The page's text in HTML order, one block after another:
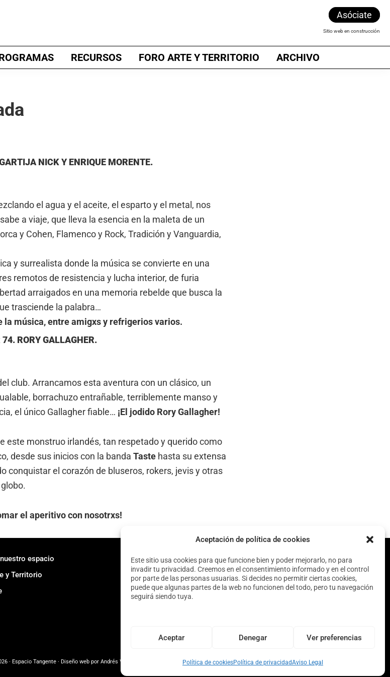
Aceptación de política de cookies
Este sitio usa cookies para que funcione bien y poder mejorarlo, no para
invadir tu privacidad. Creemos en el consentimiento informado y en el control
por parte de las personas usuarias. Si decides no permitir ciertas cookies,
puede que algunas partes de la web no funcionen del todo, pero tu navegación
seguirá siendo tuya.
Aceptar Denegar Ver preferencias
Política de cookiesPolítica de privacidadAviso Legal
Asóciate
Sitio web en construcción
RECURSOS FORO ARTE Y TERRITORIO ARCHIVO
NICK Y ENRIQUE MORENTE.
el agua y el aceite, el esparto y el metal, nos
a viaje, que lleva la esencia en la maleta de un
y Cohen, Flamenco y Rock, Tradición y Vanguardia,
y surrealista donde la música se convierte en una
remotos de resistencia y lucha interior, de furia
arraigados en una memoria rebelde que busca la
trasciende la palabra…
la música, entre amigxs y refrigerios varios.
RORY GALLAGHER.
club. Arrancamos esta aventura con un clásico, un
borrachuzo entrañable, terriblemente manso y
el único Gallagher fiable… ¡El jodido Rory Gallagher!
este monstruo irlandés, tan respetado y querido como
desde sus inicios con la banda Taste hasta su extensa
conquistar el corazón de bluseros, rokers, jevis y otras
el aperitivo con nosotrxs!
espacio
y Territorio
· Espacio Tangente · Diseño web porAndrés Velayos.